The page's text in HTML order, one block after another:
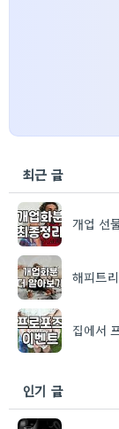
최근 글
개업 선
해피트
집에서
인기 글